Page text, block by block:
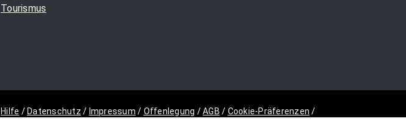
Tourismus
Hilfe / Datenschutz / Impressum / Offenlegung /AGB / Cookie-Präferenzen /